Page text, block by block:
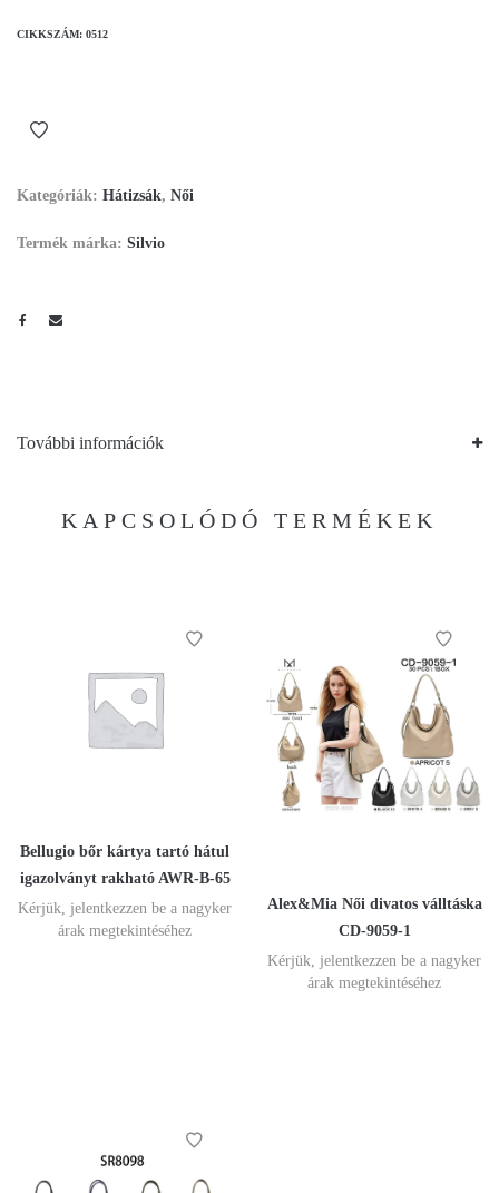
CIKKSZÁM: 0512
Kategóriák: Hátizsák, Női
Termék márka: Silvio
További információk
KAPCSOLÓDÓ TERMÉKEK
Bellugio bőr kártya tartó hátul
igazolványt rakható AWR-B-65
Kérjük, jelentkezzen be a nagyker
árak megtekintéséhez
Alex&Mia Női divatos válltáska
CD-9059-1
Kérjük, jelentkezzen be a nagyker
árak megtekintéséhez